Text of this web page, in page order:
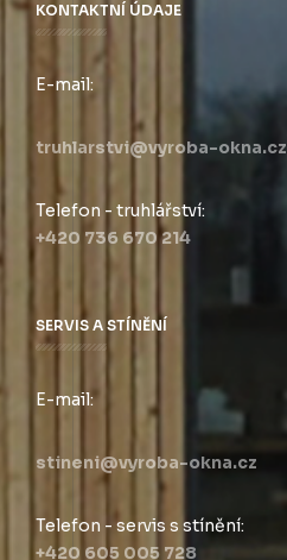
KONTAKTNÍ ÚDAJE
E-mail:
truhlarstvi@vyroba-okna.cz
Telefon - truhlářství:
+420 736 670 214
SERVIS A STÍNĚNÍ
E-mail:
stineni@vyroba-okna.cz
Telefon - servis s stínění:
+420 605 005 728